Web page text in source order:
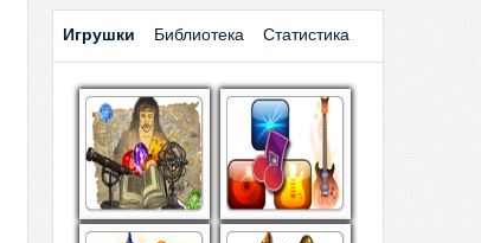
Игрушки Библиотека Статистика